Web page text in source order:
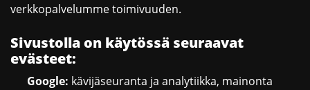
verkkopalvelumme toimivuuden.
Sivustolla on käytössä seuraavat
evästeet:
Google: kävijäseuranta ja analytiikka, mainonta